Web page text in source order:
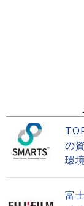
の
環
富